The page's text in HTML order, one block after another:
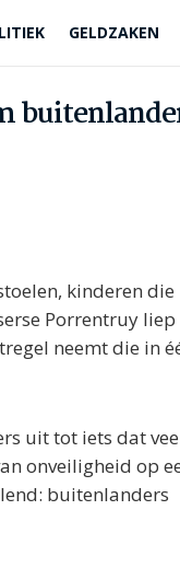
GELDZAKEN
kinderen die
Porrentruy liep
neemt die in
uit tot iets dat
onveiligheid op
buitenlanders